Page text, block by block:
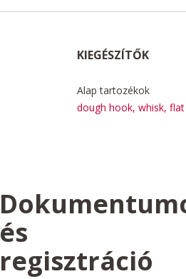
KIEGÉSZÍTŐK
Alap tartozékok
dough hook, whisk,
és
regisztráció